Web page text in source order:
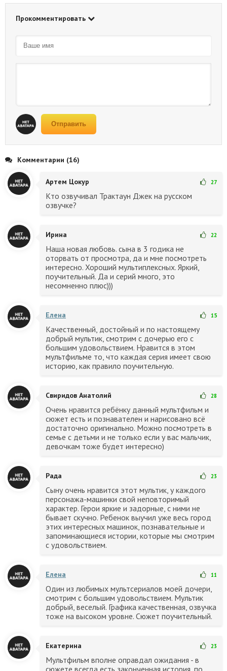
Прокомментировать
Отправить
Комментарии (16)
Артем Цокур 27
Кто озвучивал Трактаун Джек на русском
озвучке?
Ирина 22
Наша новая любовь. сына в 3 годика не
оторвать от просмотра, да и мне посмотреть
интересно. Хороший мультиплексных. Яркий,
поучительный. Да и серий много, это
несомненно плюс)))
Елена 15
Качественный, достойный и по настоящему
добрый мультик, смотрим с дочерью его с
большим удовольствием. Нравится в этом
мультфильме то, что каждая серия имеет свою
историю, как правило поучительную.
Свиридов Анатолий 28
Очень нравится ребёнку данный мультфильм и
сюжет есть и познавателен и нарисовано всё
достаточно оригинально. Можно посмотреть в
семье с детьми и не только если у вас мальчик,
девочкам тоже будет интересно)
Рада 23
Сыну очень нравится этот мультик, у каждого
персонажа-машинки свой неповторимый
характер. Герои яркие и задорные, с ними не
бывает скучно. Ребенок выучил уже весь город
этих интересных машинок, познавательные и
запоминающиеся истории, которые мы смотрим
с удовольствием.
Елена 11
Один из любимых мультсериалов моей дочери,
смотрим с большим удовольствием. Мультик
добрый, веселый. Графика качественная, озвучка
тоже на высоком уровне. Сюжет поучительный.
Екатерина 23
Мультфильм вполне оправдал ожидания - в
сюжете всегда есть законченная история, по